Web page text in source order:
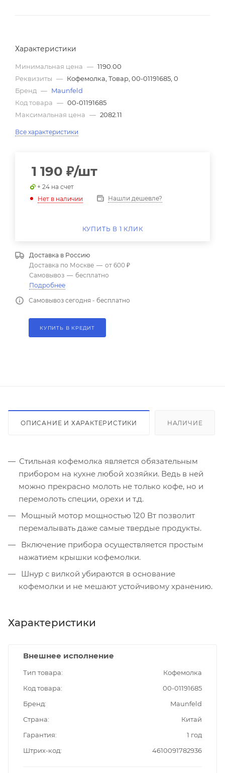
Характеристики
Минимальная цена — 1190.00
Реквизиты — Кофемолка, Товар, 00-01191685, 0
Бренд — Maunfeld
Код товара — 00-01191685
Максимальная цена — 2082.11
Все характеристики
1 190 ₽/шт
+ 24 на счет
Нет в наличии
Нашли дешевле?
КУПИТЬ В 1 КЛИК
Доставка в Россию
Доставка по Москве — от 600 ₽
Самовывоз — бесплатно
Подробнее
Самовывоз сегодня - бесплатно
КУПИТЬ В КРЕДИТ
ОПИСАНИЕ И ХАРАКТЕРИСТИКИ НАЛИЧИЕ
Стильная кофемолка является обязательным
прибором на кухне любой хозяйки. Ведь в ней
можно прекрасно молоть не только кофе, но и
перемолоть специи, орехи и т.д.
Мощный мотор мощностью 120 Вт позволит
перемалывать даже самые твердые продукты.
Включение прибора осуществляется простым
нажатием крышки кофемолки.
Шнур с вилкой убираются в основание
кофемолки и не мешают устойчивому хранению.
Характеристики
Внешнее исполнение
Тип товара
Кофемолка
Код товара
00-01191685
Бренд
Maunfeld
Страна
Китай
Гарантия
1 год
Штрих-код
4610091782936